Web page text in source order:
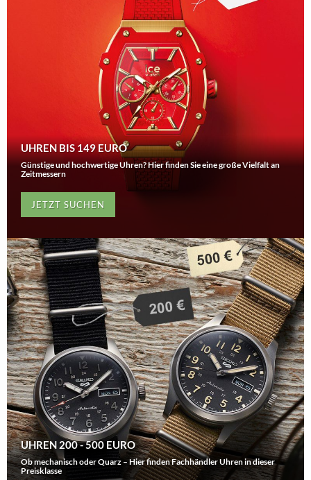
UHREN BIS 149 EURO
Günstige und hochwertige Uhren? Hier finden Sie eine große Vielfalt an
Zeitmessern
JETZT SUCHEN
UHREN 200 - 500 EURO
Ob mechanisch oder Quarz – Hier finden Fachhändler Uhren in dieser
Preisklasse